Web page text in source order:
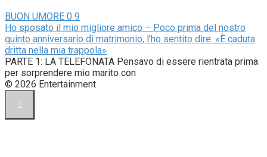
BUON UMORE 0 9
Ho sposato il mio migliore amico – Poco prima del nostro
quinto anniversario di matrimonio, l’ho sentito dire: «È caduta
dritta nella mia trappola»
PARTE 1: LA TELEFONATA Pensavo di essere rientrata prima
per sorprendere mio marito con
© 2026 Entertainment